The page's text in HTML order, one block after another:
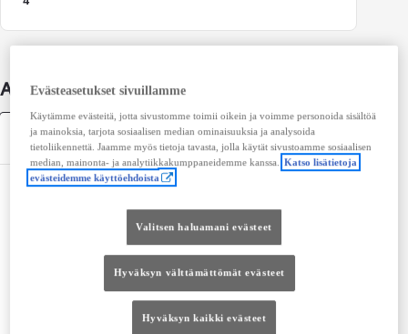
Auton lisätiedot
Tekniset tiedot
Tavaratilan tilavuus
Evästeasetukset sivuillamme
Käytämme evästeitä, jotta sivustomme toimii oikein ja voimme personoida sisältöä
ja mainoksia, tarjota sosiaalisen median ominaisuuksia ja analysoida
tietoliikennettä. Jaamme myös tietoja tavasta, jolla käytät sivustoamme sosiaalisen
median, mainonta- ja analytiikkakumppaneidemme kanssa.
Katso lisätietoja
evästeidemme käyttöehdoista
Valitsen haluamani evästeet
Hyväksyn välttämättömät evästeet
Hyväksyn kaikki evästeet